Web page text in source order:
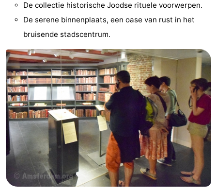
Homohoofdstad
Rosse
buurt
Geschiedenis
Diamantstad
Pleinen
in
het
centrum
Parken
en
tuinen
Stadsdelen
Omgeving
-
De collectie historische Joodse rituele voorwerpen.
De serene binnenplaats, een oase van rust in het
bruisende stadscentrum.